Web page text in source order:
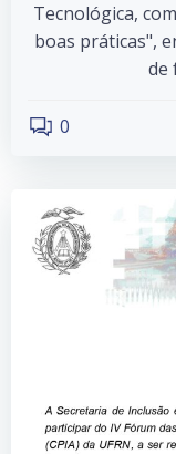
Tecnológica,
boas práticas",
de
0